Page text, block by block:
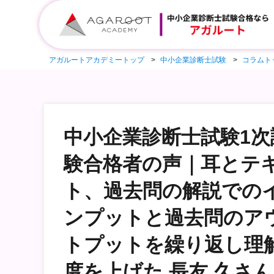
アガルートアカデミートップ 中小企業診断士試験 コラムト
中小企業診断士試験1
験合格者の声｜耳とテ
ト、過去問の解説での
ンプットと過去問のア
トプットを繰り返し理